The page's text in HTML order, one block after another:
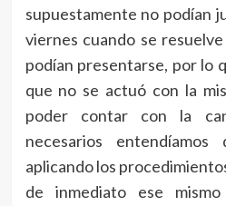
supuestamente no podían
viernes cuando se
podían presentarse, por lo
que no se actuó con la
poder contar con la
necesarios
aplicando los
de inmediato ese